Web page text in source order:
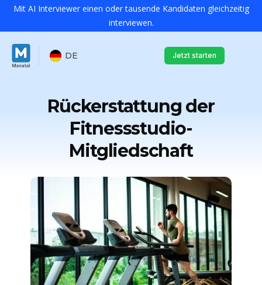
Mit AI Interviewer einen oder tausende Kandidaten gleichzeitig
interviewen.
DE Jetzt starten
Rückerstattung der
Fitnessstudio-
Mitgliedschaft